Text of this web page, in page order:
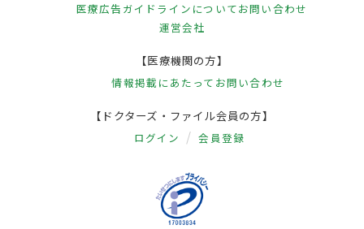
医療広告ガイドラインについてお問い合わせ
運営会社
【医療機関の方】
情報掲載にあたって お問い合わせ
【ドクターズ・ファイル会員の方】
ログイン 会員登録